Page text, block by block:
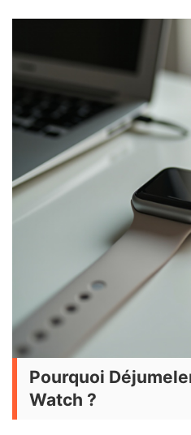
Pourquoi
Watch ?